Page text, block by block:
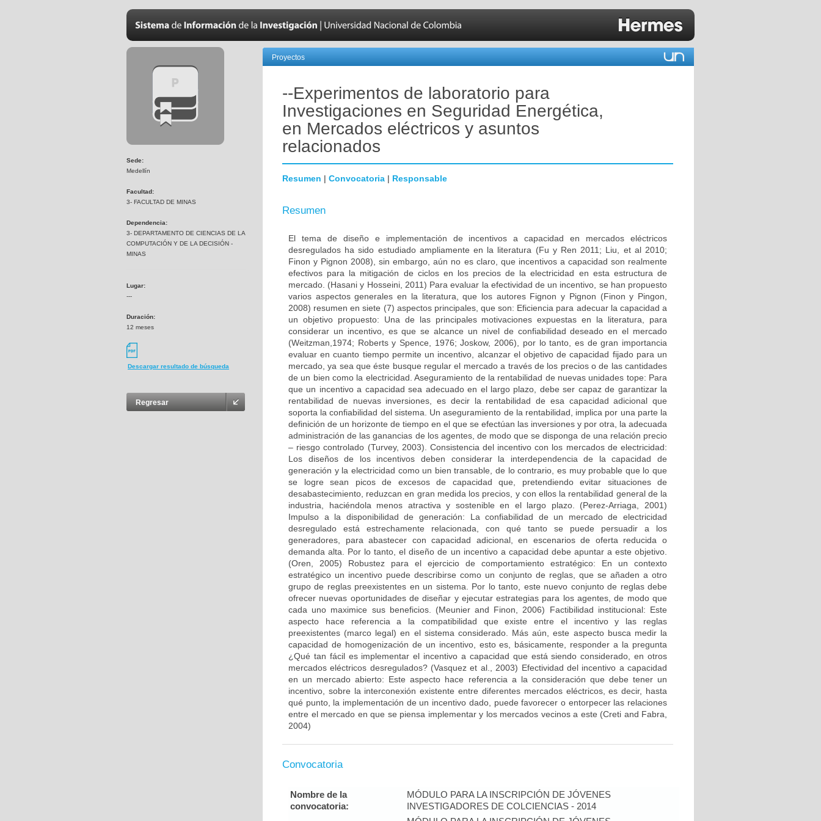
Sede:
Medellín
Facultad:
3- FACULTAD DE MINAS
Dependencia:
3- DEPARTAMENTO DE CIENCIAS DE LA
COMPUTACIÓN Y DE LA DECISIÓN -
MINAS
Lugar:
---
Duración:
12 meses
Descargar resultado de búsqueda
Regresar
Proyectos
--Experimentos de laboratorio para
Investigaciones en Seguridad Energética,
en Mercados eléctricos y asuntos
relacionados
Resumen | Convocatoria | Responsable
Resumen
El tema de diseño e implementación de incentivos a capacidad en mercados eléctricos
desregulados ha sido estudiado ampliamente en la literatura (Fu y Ren 2011; Liu, et al 2010;
Finon y Pignon 2008), sin embargo, aún no es claro, que incentivos a capacidad son realmente
efectivos para la mitigación de ciclos en los precios de la electricidad en esta estructura de
mercado. (Hasani y Hosseini, 2011) Para evaluar la efectividad de un incentivo, se han propuesto
varios aspectos generales en la literatura, que los autores Fignon y Pignon (Finon y Pingon,
2008) resumen en siete (7) aspectos principales, que son: Eficiencia para adecuar la capacidad a
un objetivo propuesto: Una de las principales motivaciones expuestas en la literatura, para
considerar un incentivo, es que se alcance un nivel de confiabilidad deseado en el mercado
(Weitzman,1974; Roberts y Spence, 1976; Joskow, 2006), por lo tanto, es de gran importancia
evaluar en cuanto tiempo permite un incentivo, alcanzar el objetivo de capacidad fijado para un
mercado, ya sea que éste busque regular el mercado a través de los precios o de las cantidades
de un bien como la electricidad. Aseguramiento de la rentabilidad de nuevas unidades tope: Para
que un incentivo a capacidad sea adecuado en el largo plazo, debe ser capaz de garantizar la
rentabilidad de nuevas inversiones, es decir la rentabilidad de esa capacidad adicional que
soporta la confiabilidad del sistema. Un aseguramiento de la rentabilidad, implica por una parte la
definición de un horizonte de tiempo en el que se efectúan las inversiones y por otra, la adecuada
administración de las ganancias de los agentes, de modo que se disponga de una relación precio
– riesgo controlado (Turvey, 2003). Consistencia del incentivo con los mercados de electricidad:
Los diseños de los incentivos deben considerar la interdependencia de la capacidad de
generación y la electricidad como un bien transable, de lo contrario, es muy probable que lo que
se logre sean picos de excesos de capacidad que, pretendiendo evitar situaciones de
desabastecimiento, reduzcan en gran medida los precios, y con ellos la rentabilidad general de la
industria, haciéndola menos atractiva y sostenible en el largo plazo. (Perez-Arriaga, 2001)
Impulso a la disponibilidad de generación: La confiabilidad de un mercado de electricidad
desregulado está estrechamente relacionada, con qué tanto se puede persuadir a los
generadores, para abastecer con capacidad adicional, en escenarios de oferta reducida o
demanda alta. Por lo tanto, el diseño de un incentivo a capacidad debe apuntar a este objetivo.
(Oren, 2005) Robustez para el ejercicio de comportamiento estratégico: En un contexto
estratégico un incentivo puede describirse como un conjunto de reglas, que se añaden a otro
grupo de reglas preexistentes en un sistema. Por lo tanto, este nuevo conjunto de reglas debe
ofrecer nuevas oportunidades de diseñar y ejecutar estrategias para los agentes, de modo que
cada uno maximice sus beneficios. (Meunier and Finon, 2006) Factibilidad institucional: Este
aspecto hace referencia a la compatibilidad que existe entre el incentivo y las reglas
preexistentes (marco legal) en el sistema considerado. Más aún, este aspecto busca medir la
capacidad de homogenización de un incentivo, esto es, básicamente, responder a la pregunta
¿Qué tan fácil es implementar el incentivo a capacidad que está siendo considerado, en otros
mercados eléctricos desregulados? (Vasquez et al., 2003) Efectividad del incentivo a capacidad
en un mercado abierto: Este aspecto hace referencia a la consideración que debe tener un
incentivo, sobre la interconexión existente entre diferentes mercados eléctricos, es decir, hasta
qué punto, la implementación de un incentivo dado, puede favorecer o entorpecer las relaciones
entre el mercado en que se piensa implementar y los mercados vecinos a este (Creti and Fabra,
2004)
Convocatoria
Nombre de la
convocatoria:
MÓDULO PARA LA INSCRIPCIÓN DE JÓVENES
INVESTIGADORES DE COLCIENCIAS - 2014